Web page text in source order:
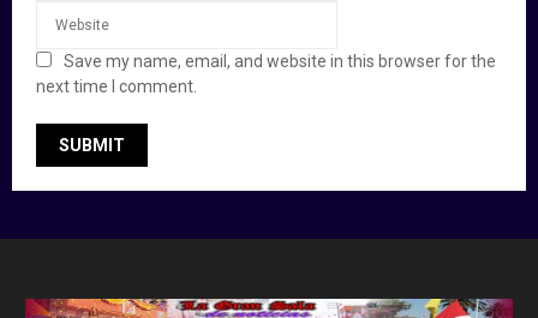
Save my name, email, and website in this browser for the
next time I comment.